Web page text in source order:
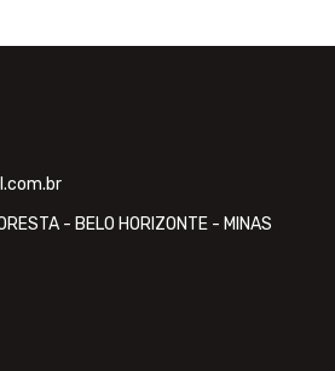
- BELO HORIZONTE - MINAS